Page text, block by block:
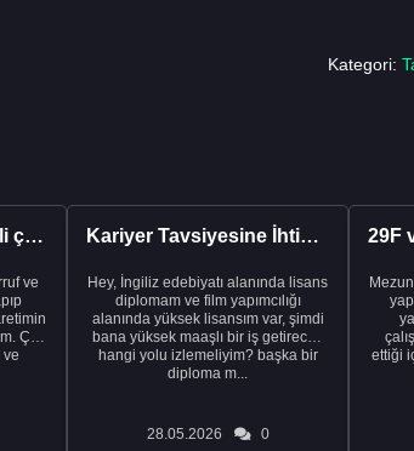
Kategori:
25 yaşındayım, sürekli çalışıyorum ve hâlâ maddi a...
ve
Çok
ve
Kariyer Tavsiyesine İhtiyacınız Var
Hey, İngiliz edebiyatı alanında lisans
diplomam ve film yapımcılığı
alanında yüksek lisansım var, şimdi
bana yüksek maaşlı bir iş getirecek
hangi yolu izlemeliyim? başka bir
diploma m...
28.05.2026 0
ettiği